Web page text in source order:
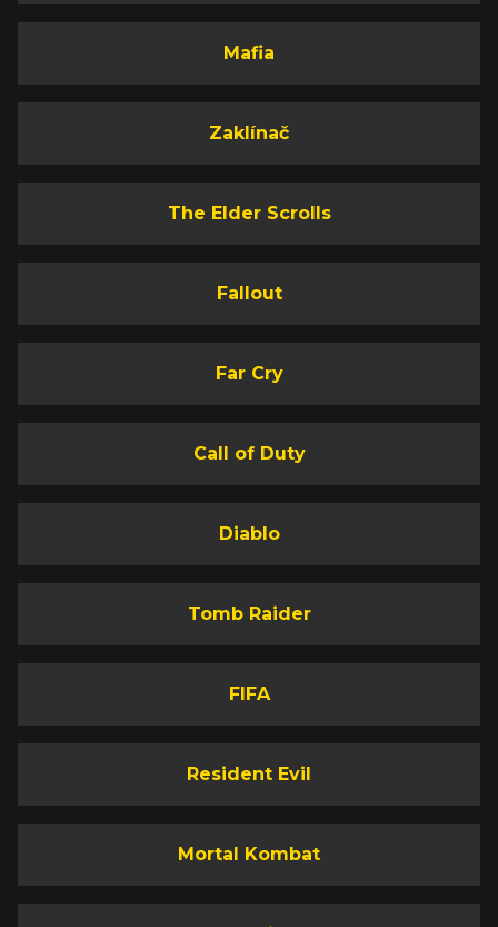
Mafia
Zaklínač
The Elder Scrolls
Fallout
Far Cry
Call of Duty
Diablo
Tomb Raider
FIFA
Resident Evil
Mortal Kombat